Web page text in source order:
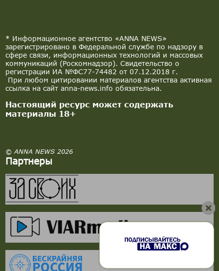
* Информационное агентство «ANNA NEWS»
зарегистрировано в Федеральной службе по надзору в
сфере связи, информационных технологий и массовых
коммуникаций (Роскомнадзор). Свидетельство о
регистрации ИА №ФС77-74482 от 07.12.2018 г.
При любом цитировании материалов агентства активная
ссылка на сайт anna-news.info обязательна.
Настоящий ресурс может содержать
материалы 18+
© ANNA NEWS 2026
Партнеры